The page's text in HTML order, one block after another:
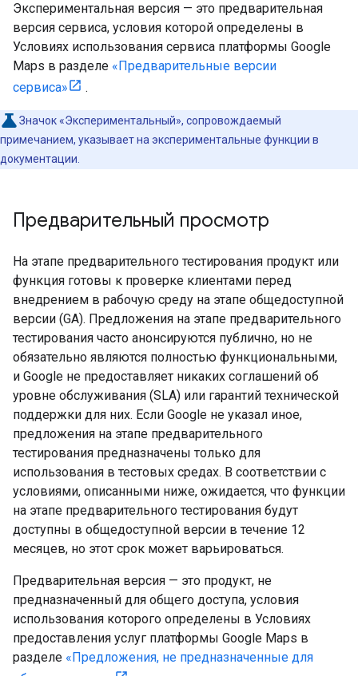
Экспериментальная версия — это предварительная
версия сервиса, условия которой определены в
Условиях использования сервиса платформы Google
Maps в разделе «Предварительные версии
сервиса»
.
Значок «Экспериментальный», сопровождаемый
примечанием, указывает на экспериментальные функции в
документации.
Предварительный просмотр
На этапе предварительного тестирования продукт или
функция готовы к проверке клиентами перед
внедрением в рабочую среду на этапе общедоступной
версии (GA). Предложения на этапе предварительного
тестирования часто анонсируются публично, но не
обязательно являются полностью функциональными,
и Google не предоставляет никаких соглашений об
уровне обслуживания (SLA) или гарантий технической
поддержки для них. Если Google не указал иное,
предложения на этапе предварительного
тестирования предназначены только для
использования в тестовых средах. В соответствии с
условиями, описанными ниже, ожидается, что функции
на этапе предварительного тестирования будут
доступны в общедоступной версии в течение 12
месяцев, но этот срок может варьироваться.
Предварительная версия — это продукт, не
предназначенный для общего доступа, условия
использования которого определены в Условиях
предоставления услуг платформы Google Maps в
разделе «Предложения, не предназначенные для